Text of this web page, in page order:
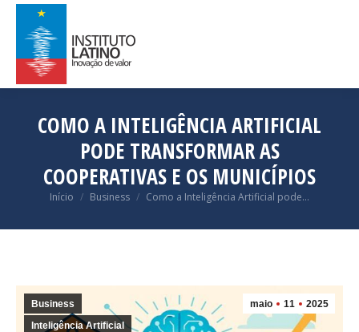
COMO A INTELIGÊNCIA ARTIFICIAL
PODE TRANSFORMAR AS
COOPERATIVAS E OS MUNICÍPIOS
Você está aqui:
Início Business Como a Inteligência Artificial pode…
maio 11 2025
Business
Inteligência Artificial